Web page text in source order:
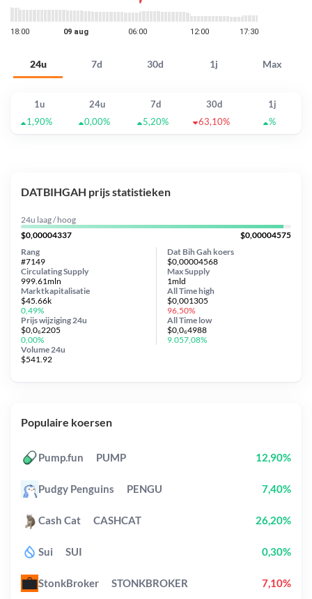
24u 7d 30d 1j Max
1u 24u 7d 30d
1j
1,90%
0,00% 5,20% 63,10% %
DATBIHGAH prijs statistieken
24u laag / hoog
$0,00004337
$0,00004575
Dat Bih Gah koers
$0,00004568
Circulating Supply
999.61mln
Prijs wijziging 24u
$0,0₆2205
0,00%
Max Supply
1mld
Marktkapitalisatie
$45.66k
0,49%
Volume 24u
$541.92
Rang
#7149
All Timehigh
$0,001305
96,50%
All Time low
$0,0₆4988
9.057,08%
Populaire koersen
Pump.fun PUMP 12,90%
Pudgy Penguins PENGU 7,40%
Cash Cat CASHCAT 26,20%
Sui SUI 0,30%
StonkBroker STONKBROKER 7,10%